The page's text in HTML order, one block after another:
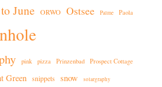
June ORWO Ostsee Palme Paola
pink pizza Prinzenbad Prospect Cottage
Green snippets snow solargraphy